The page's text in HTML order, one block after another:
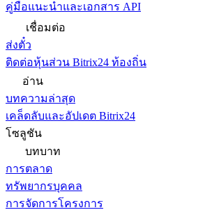
คู่มือแนะนำและเอกสาร API
เชื่อมต่อ
ส่งตั๋ว
ติดต่อหุ้นส่วน Bitrix24 ท้องถิ่น
อ่าน
บทความล่าสุด
เคล็ดลับและอัปเดต Bitrix24
โซลูชัน
บทบาท
การตลาด
ทรัพยากรบุคคล
การจัดการโครงการ